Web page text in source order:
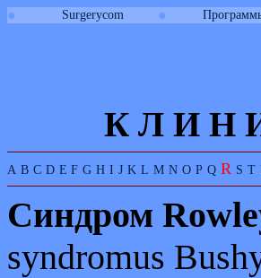
● Surgerycom ●
К Л И Н
A B C D E F G H I J K L M N O P Q R S T
Синдром
syndromus